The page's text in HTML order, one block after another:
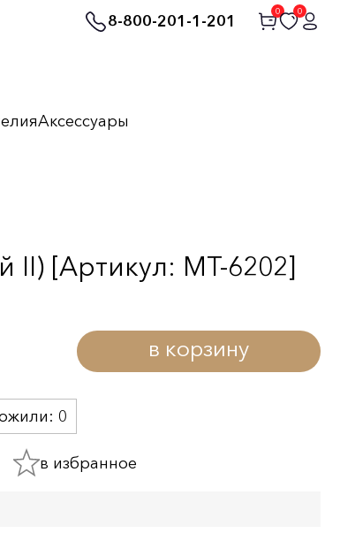
8-800-201-1-201
0 0
Аксессуары
[Артикул: MT-6202]
в корзину
0
в избранное